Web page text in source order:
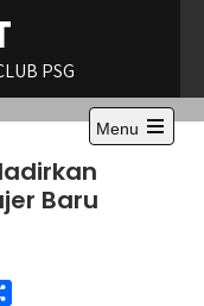
PSG
Menu
Open
Baru